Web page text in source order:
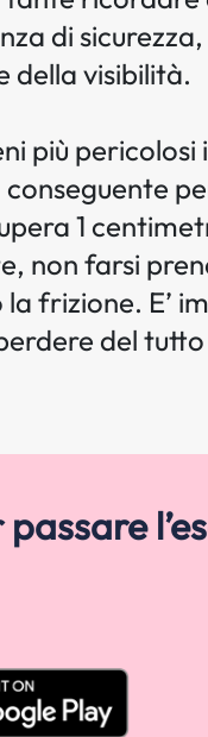
di
della visibilità.
più pericolosi
1
non farsi
frizione. E’
del